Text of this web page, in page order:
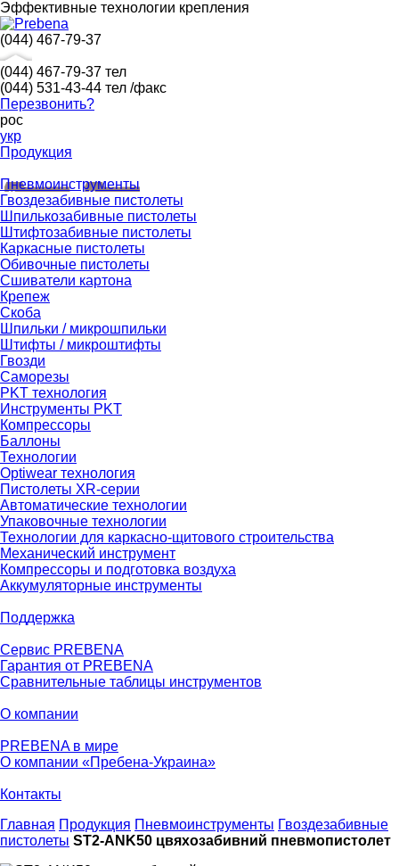
Эффективные технологии крепления
(044) 467-79-37
(044) 467-79-37 тел
(044) 531-43-44 тел /факс
Перезвонить?
рос
укр
Продукция
Пневмоинструменты
Гвоздезабивные пистолеты
Шпилькозабивные пистолеты
Штифтозабивные пистолеты
Каркасные пистолеты
Обивочные пистолеты
Сшиватели картона
Крепеж
Скоба
Шпильки / микрошпильки
Штифты / микроштифты
Гвозди
Саморезы
PKT технология
Инструменты PKT
Компрессоры
Баллоны
Технологии
Optiwear технология
Пистолеты XR-серии
Автоматические технологии
Упаковочные технологии
Технологии для каркасно-щитового строительства
Механический инструмент
Компрессоры и подготовка воздуха
Аккумуляторные инструменты
Поддержка
Сервис PREBENA
Гарантия от PREBENA
Сравнительные таблицы инструментов
О компании
PREBENA в мире
О компании «Пребена-Украина»
Контакты
Главная Продукция Пневмоинструменты Гвоздезабивные
пистолеты ST2-ANK50 цвяхозабивний пневмопистолет